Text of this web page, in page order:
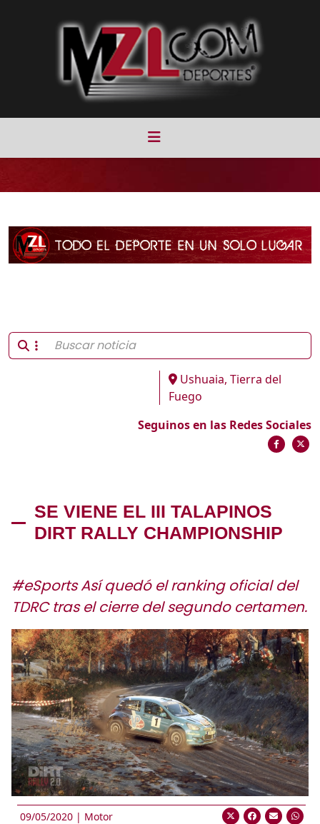
Ushuaia, Tierra del
Fuego
Seguinos en las Redes Sociales
SE VIENE EL III TALAPINOS
DIRT RALLY CHAMPIONSHIP
#eSports Así quedó el ranking oficial del
TDRC tras el cierre del segundo certamen.
09/05/2020 | Motor